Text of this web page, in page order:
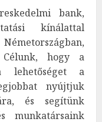
bank,
kínálattal
Célunk, hogy a
lehetőséget a
nyújtjuk
és segítünk
munkatársaink